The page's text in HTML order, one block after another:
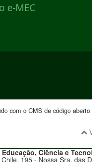
com o CMS de código aberto
Ciência e
195 - Nossa Sra. das